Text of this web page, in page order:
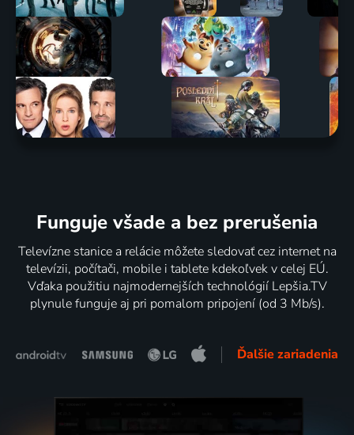
Funguje všade a bez prerušenia
Televízne stanice a relácie môžete sledovať cez internet na
televízii, počítači, mobile i tablete kdekoľvek v celej EÚ.
Vďaka použitiu najmodernejších technológií Lepšia.TV
plynule funguje aj pri pomalom pripojení (od 3 Mb/s).
Ďalšie zariadenia